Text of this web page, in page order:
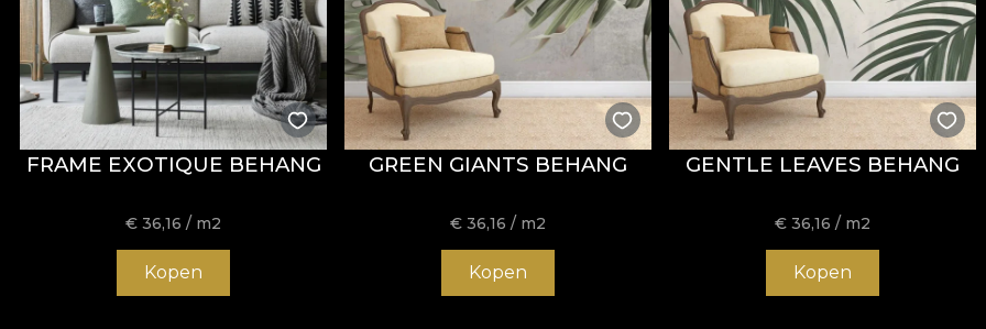
FRAME EXOTIQUE BEHANG
€36,16 / m2
Kopen
GREEN GIANTS BEHANG
€36,16 / m2
Kopen
GENTLE LEAVES BEHANG
€36,16 / m2
Kopen